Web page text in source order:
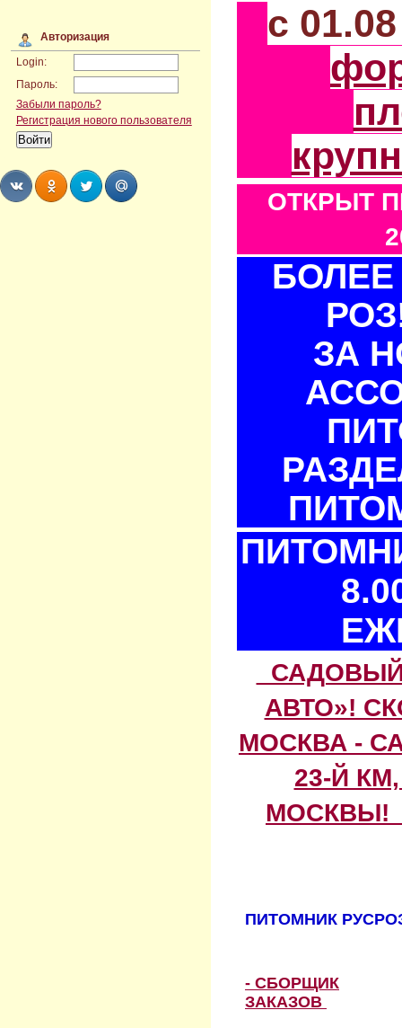
Авторизация
Login:
Пароль:
Забыли пароль?
Регистрация нового пользователя
с
ОТКРЫТ
БОЛЕЕ
ЗА
АВТО»!
МОСКВА -
23-Й
МОСКВЫ!
ПИТОМНИК
- СБОРЩИК
ЗАКАЗОВ